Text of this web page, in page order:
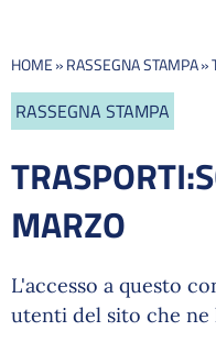
HOME»RASSEGNA STAMPA»
RASSEGNA STAMPA
MARZO
L'accesso a questo
utenti del sito che